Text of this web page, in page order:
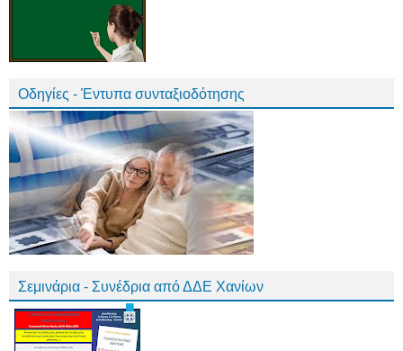
Οδηγίες - Έντυπα συνταξιοδότησης
Σεμινάρια - Συνέδρια από ΔΔΕ Χανίων